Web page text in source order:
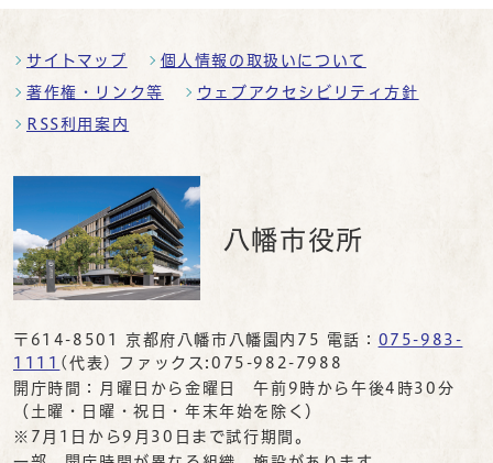
サイトマップ 個人情報の取扱いについて
著作権・リンク等 ウェブアクセシビリティ方針
RSS利用案内
八幡市役所
〒614-8501 京都府八幡市八幡園内75 電話： 075-983-
1111 (代表) ファックス:075-982-7988
開庁時間：月曜日から金曜日 午前9時から午後4時30分
（土曜・日曜・祝日・年末年始を除く）
※7月1日から9月30日まで試行期間。